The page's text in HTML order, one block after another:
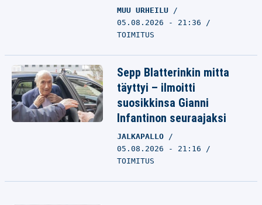
MUU URHEILU
05.08.2026 - 21:36
TOIMITUS
Sepp Blatterinkin mitta
täyttyi – ilmoitti
suosikkinsa Gianni
Infantinon seuraajaksi
JALKAPALLO
05.08.2026 - 21:16
TOIMITUS